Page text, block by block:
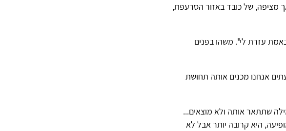
מציפה, של כובד באזור הסרעפת,
עזרת לי". משהו בפנים
אנחנו מכנים אותה תחושת
שתתאר אותה ולא מוצאים...
היא קרובה יותר אבל לא